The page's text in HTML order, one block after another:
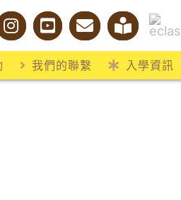
我們的聯繫 入學資訊